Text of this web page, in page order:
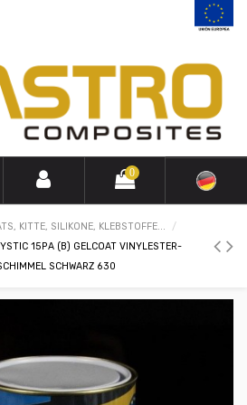
0
KITTE, SILIKONE, KLEBSTOFFE...
15PA (B) GELCOAT VINYLESTER-
SCHWARZ 630